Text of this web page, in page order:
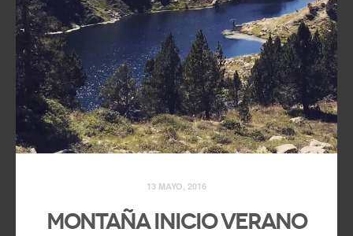
13 MAYO, 2016
Montaña inicio verano